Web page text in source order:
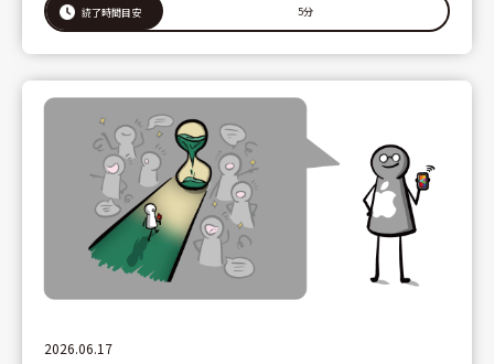
読了時間目安 5分
2026.06.17